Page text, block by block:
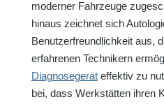
moderner Fahrzeuge
hinaus zeichnet sich
Benutzerfreundlichkeit aus,
erfahrenen Technikern
Diagnosegeräteffektiv zu
bei, dass Werkstätten ihren